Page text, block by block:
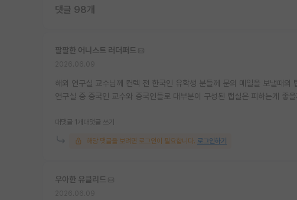
댓글 98개
팔팔한 어니스트 러더퍼드
해외 연구실 교수님께 컨텍 전 한국인 유학생 분들께 문의 메일을 보낼때의
연구실 중 중국인 교수와 중국인들로 대부분이 구성된 랩실은 피하는게 좋
대댓글 1개 대댓글 쓰기
해당 댓글을 보려면 로그인이 필요합니다. 로그인하기
우아한 유클리드